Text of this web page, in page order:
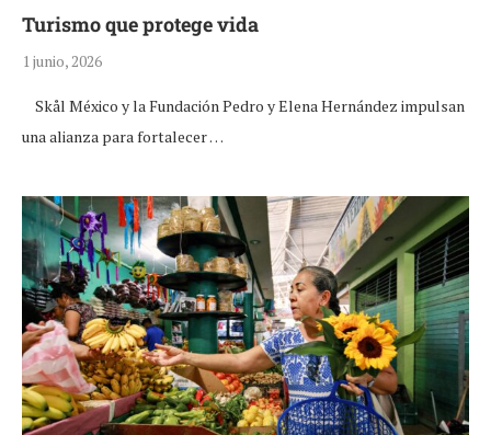
Turismo que protege vida
1 junio, 2026
Skål México y la Fundación Pedro y Elena Hernández impulsan
una alianza para fortalecer …